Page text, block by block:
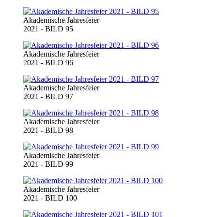
Akademische Jahresfeier
2021 - BILD 95
Akademische Jahresfeier
2021 - BILD 96
Akademische Jahresfeier
2021 - BILD 97
Akademische Jahresfeier
2021 - BILD 98
Akademische Jahresfeier
2021 - BILD 99
Akademische Jahresfeier
2021 - BILD 100